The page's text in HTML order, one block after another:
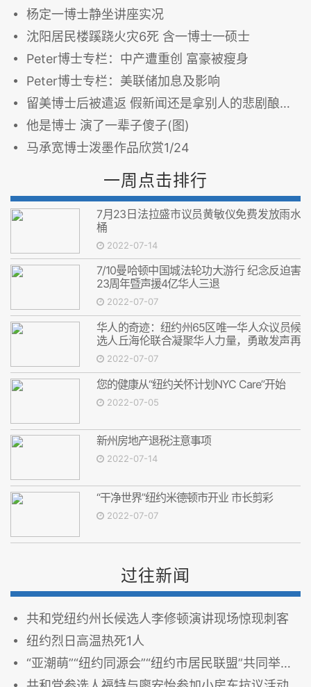
杨定一博士静坐讲座实况
沈阳居民楼蹊跷火灾6死 含一博士一硕士
Peter博士专栏：中产遭重创 富豪被瘦身
Peter博士专栏：美联储加息及影响
留美博士后被遣返 假新闻还是拿别人的悲剧酿鸡汤？
他是博士 演了一辈子傻子(图)
马承宽博士泼墨作品欣赏1/24
一周点击排行
7月23日法拉盛市议员黄敏仪免费发放雨水
桶
2022-07-14
7/10曼哈顿中国城法轮功大游行 纪念反迫害
23周年暨声援4亿华人三退
2022-07-07
华人的奇迹：纽约州65区唯一华人众议员候
选人丘海伦联合凝聚华人力量，勇敢发声再
次减免两个游民所
2022-07-07
您的健康从“纽约关怀计划NYC Care”开始
2022-07-05
新州房地产退税注意事项
2022-07-14
“干净世界”纽约米德顿市开业 市长剪彩
2022-07-07
过往新闻
共和党纽约州长候选人李修顿演讲现场惊现刺客
纽约烈日高温热死1人
“亚潮萌”“纽约同源会”“纽约市居民联盟”共同举办竞选论坛